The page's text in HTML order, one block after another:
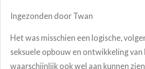
Ingezonden door Twan
Het was misschien een logische,
seksuele opbouw en ontwikkeling van
waarschijnlijk ook wel aan kunnen